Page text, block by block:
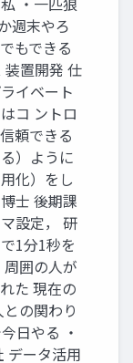
週末やろ
もできる
装置開発 仕
イベート
コ ントロ
頼できる
）ように
化）をし
士 後期課
設定， 研
1分1秒を
囲の人が
た 現在の
の関わり
日やる ・
データ活用